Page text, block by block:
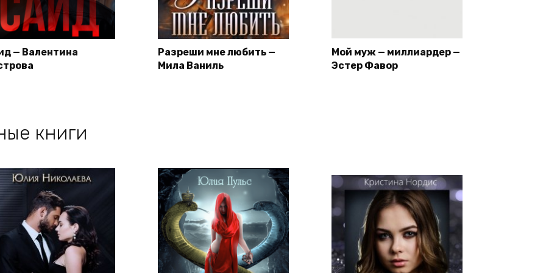
— Валентина
Разреши мне любить —
Мила Ваниль
Мой муж — миллиардер —
Эстер Фавор
книги